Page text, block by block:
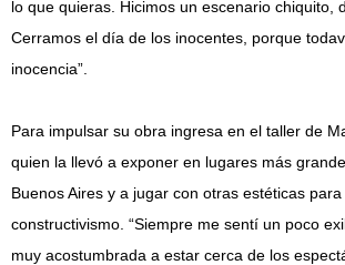
lo que quieras. Hicimos un escenario chiquito,
Cerramos el día de los inocentes, porque
inocencia”.
Para impulsar su obra ingresa en el taller de
quien la llevó a exponer en lugares más
Buenos Aires y a jugar con otras estéticas
constructivismo. “Siempre me sentí un poco
muy acostumbrada a estar cerca de los